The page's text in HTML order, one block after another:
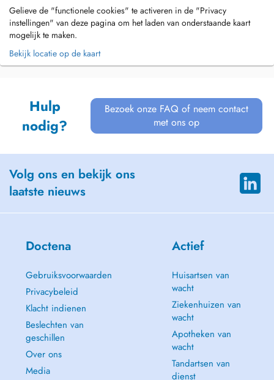
Gelieve de "functionele cookies" te activeren in de "Privacy
instellingen" van deze pagina om het laden van onderstaande kaart
mogelijk te maken.
Bekijk locatie op de kaart
Hulp
nodig?
Bezoek onze FAQ of neem contact
met ons op
Volg ons en bekijk ons
laatste nieuws
Doctena
Gebruiksvoorwaarden
Privacybeleid
Klacht indienen
Beslechten van
geschillen
Over ons
Media
Actief
Huisartsen van
wacht
Ziekenhuizen van
wacht
Apotheken van
wacht
Tandartsen van
dienst